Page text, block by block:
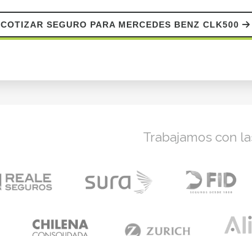
COTIZAR SEGURO PARA MERCEDES BENZ CLK500
Trabajamos con